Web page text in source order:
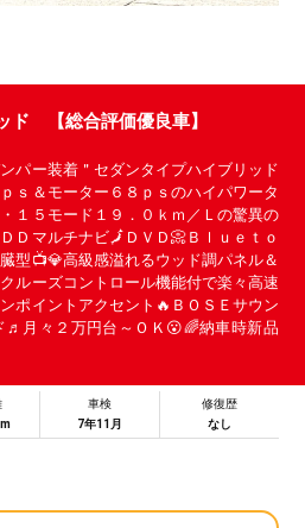
ド 【総合評価優良車】
パー装着＂セダンタイプハイブリッド
ｓ＆モーター６８ｐｓのハイパワータ
１５モード１９．０ｋｍ／Ｌの驚異の
Ｄマルチナビ🗾ＤＶＤ📀Ｂｌｕｅｔｏ
型📺💎高級感溢れるウッド調パネル＆
ルーズコントロール機能付で楽々高速
ポイントアクセント🔥ＢＯＳＥサウン
♬月々２万円台～ＯＫ😮🌈納車時新品
車検
7年11月
修復歴
なし